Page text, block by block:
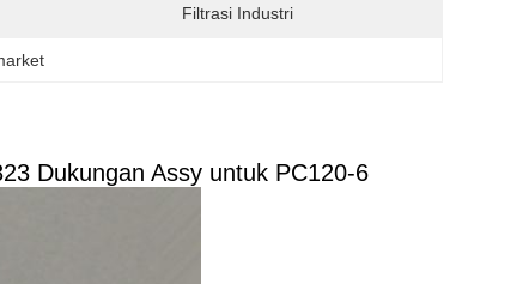
Filtrasi Industri
Dukungan Assy untuk PC120-6